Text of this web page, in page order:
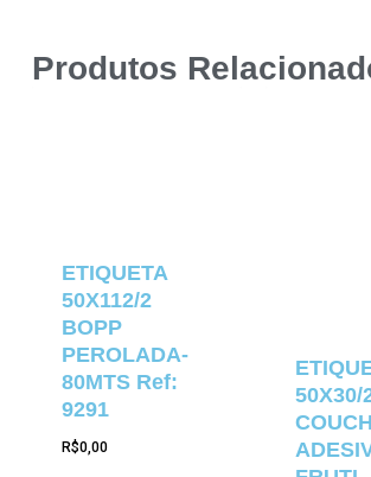
Produtos
ETIQUETA
50X112/2
BOPP
PEROLADA-
80MTS Ref:
9291
R$0,00
50X30/